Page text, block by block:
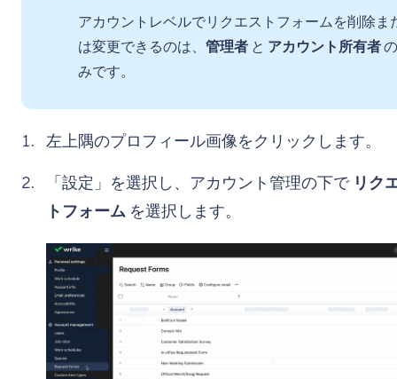
アカウントレベルでリクエストフォームを削除ま
は変更できるのは、 管理者 と アカウント所有者の
みです。
左上隅のプロフィール画像をクリックします。
「設定」を選択し、アカウント管理の下で リク
トフォーム を選択します。